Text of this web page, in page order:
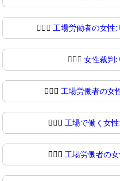
👩🏻‍⚖ 工場労働者の女性:
👩🏼‍⚖️ 女性裁判:
👩🏼‍⚖ 工場労働者の女
👩🏽‍⚖️ 工場で働く女
👩🏽‍⚖ 工場労働者の